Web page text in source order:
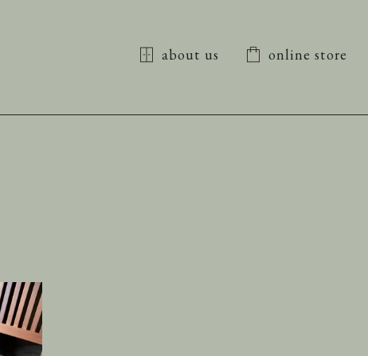
about us online store